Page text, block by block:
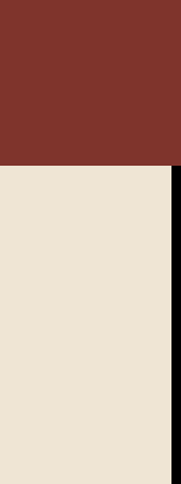
weiter kommst du,
wird dich